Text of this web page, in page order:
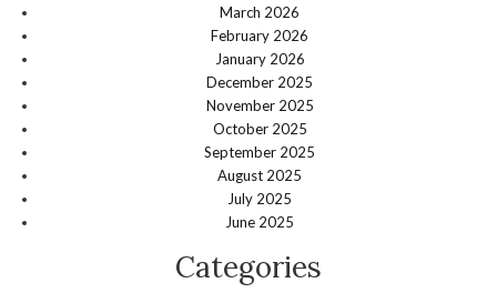
March 2026
February 2026
January 2026
December 2025
November 2025
October 2025
September 2025
August 2025
July 2025
June 2025
Categories